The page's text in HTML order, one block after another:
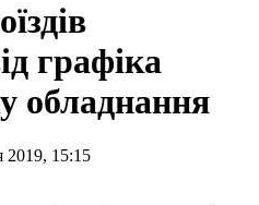
графіка
обладнання
2019, 15:15